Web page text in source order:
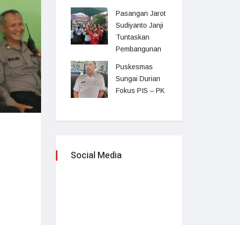
Pasangan Jarot
Sudiyanto Janji
Tuntaskan
Pembangunan
Puskesmas
Sungai Durian
Fokus PIS – PK
Social Media